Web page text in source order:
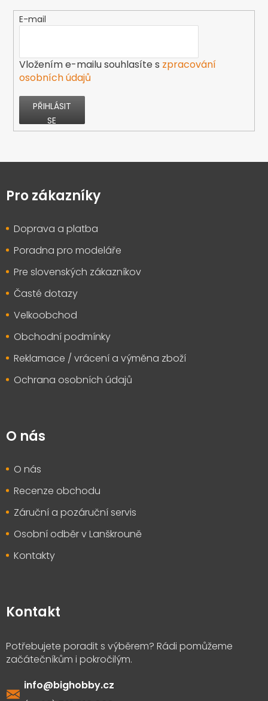
E-mail
Vložením e-mailu souhlasíte s zpracování
osobních údajů
PŘIHLÁSIT
SE
Z
pPro zákazníky
Doprava a platba
Poradna pro modeláře
Pre slovenských zákazníkov
Časté dotazy
Velkoobchod
Obchodní podmínky
Reklamace / vrácení a výměna zboží
Ochrana osobních údajů
O nás
O nás
Recenze obchodu
Záruční a pozáruční servis
Osobní odběr v Lanškrouně
Kontakty
Kontakt
info@bighobby.cz